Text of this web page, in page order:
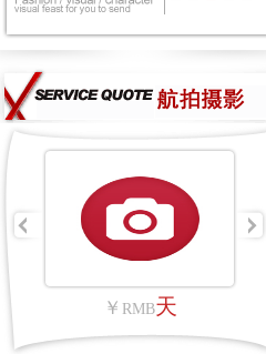
￥ RMB天